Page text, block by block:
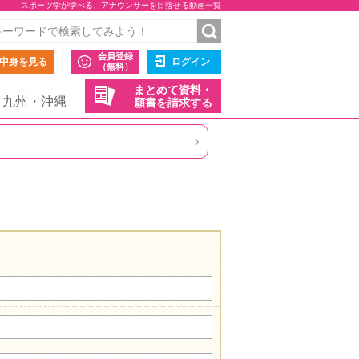
スポーツ学が学べる、アナウンサーを目指せる動画一覧
身を見る
会員登録
（無料）
ログイン
まとめて資料・
願書を請求する
九州・沖縄
›